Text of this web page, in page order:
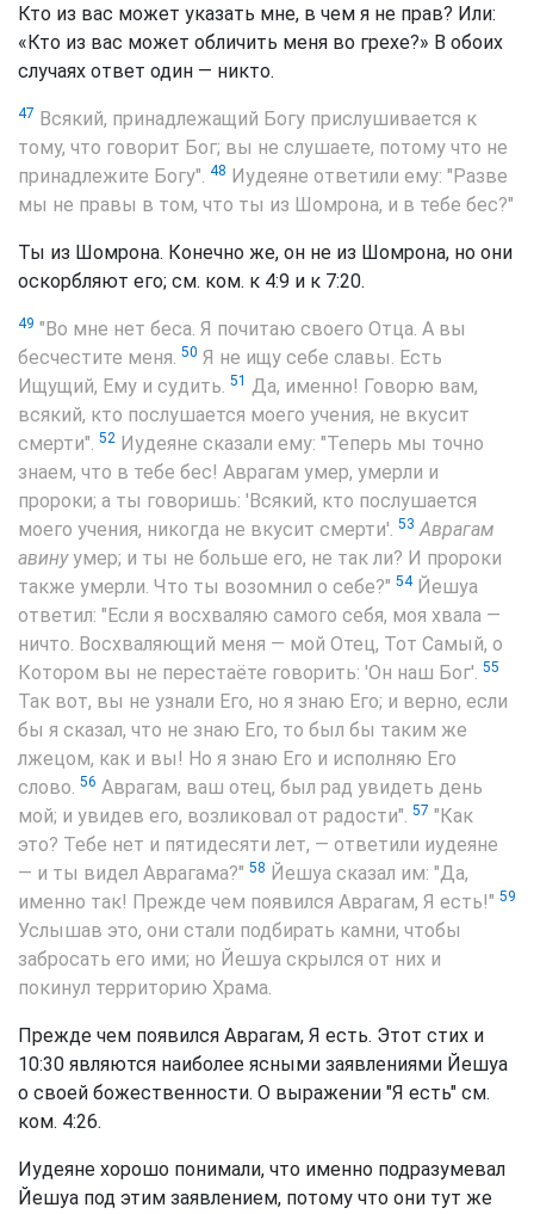
Кто из вас может указать мне, в чем я не прав? Или:
«Кто из вас может обличить меня во грехе?» В обоих
случаях ответ один — никто.
47 Всякий, принадлежащий Богу прислушивается к
тому, что говорит Бог; вы не слушаете, потому что не
принадлежите Богу". 48 Иудеяне ответили ему: "Разве
мы не правы в том, что ты из Шомрона, и в тебе бес?"
Ты из Шомрона. Конечно же, он не из Шомрона, но они
оскорбляют его; см. ком. к 4:9 и к 7:20.
49 "Во мне нет беса. Я почитаю своего Отца. А вы
бесчестите меня. 50 Я не ищу себе славы. Есть
Ищущий, Ему и судить. 51 Да, именно! Говорю вам,
всякий, кто послушается моего учения, не вкусит
смерти". 52 Иудеяне сказали ему: "Теперь мы точно
знаем, что в тебе бес! Аврагам умер, умерли и
пророки; а ты говоришь: 'Всякий, кто послушается
моего учения, никогда не вкусит смерти'. 53 Аврагам
авинуумер; и ты не больше его, не так ли? И пророки
также умерли. Что ты возомнил о себе?" 54Йешуа
ответил: "Если я восхваляю самого себя, моя хвала —
ничто. Восхваляющий меня — мой Отец, Тот Самый, о
Котором вы не перестаёте говорить: 'Он наш Бог'. 55
Так вот, вы не узнали Его, но я знаю Его; и верно, если
бы я сказал, что не знаю Его, то был бы таким же
лжецом, как и вы! Но я знаю Его и исполняю Его
слово. 56 Аврагам, ваш отец, был рад увидеть день
мой; и увидев его, возликовал от радости". 57 "Как
это? Тебе нет и пятидесяти лет, — ответили иудеяне
— и ты видел Аврагама?" 58 Йешуа сказал им: "Да,
именно так! Прежде чем появился Аврагам, Я есть!" 59
Услышав это, они стали подбирать камни, чтобы
забросать его ими; но Йешуа скрылся от них и
покинул территорию Храма.
Прежде чем появился Аврагам, Я есть. Этот стих и
10:30 являются наиболее ясными заявлениями Йешуа
о своей божественности. О выражении "Я есть" см.
ком. 4:26.
Иудеяне хорошо понимали, что именно подразумевал
Йешуа под этим заявлением, потому что они тут же